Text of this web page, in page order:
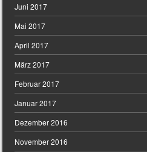
Juni 2017
Mai 2017
April 2017
März 2017
Februar 2017
Januar 2017
Dezember 2016
November 2016